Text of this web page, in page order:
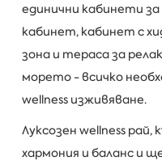
единични кабинети
кабинет, кабинет с
зона и тераса за
морето - всичко
wellness изживяване.
Луксозен wellness
хармония и баланс и